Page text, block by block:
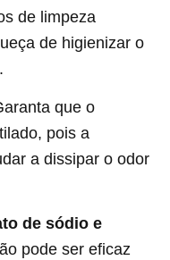
de limpeza
de higienizar o
que o
pois a
a dissipar o odor
de sódio e
pode ser eficaz